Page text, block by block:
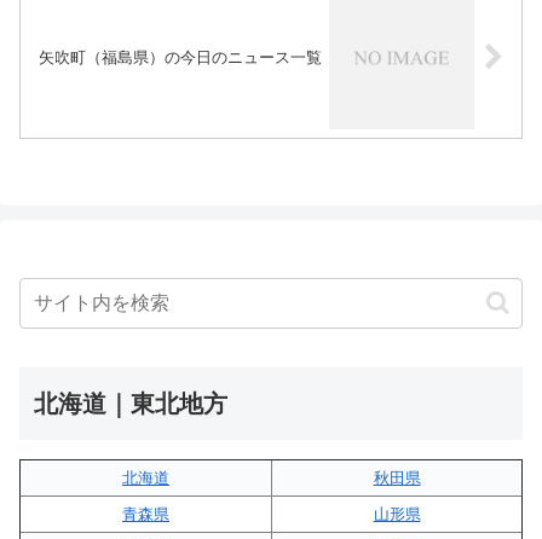
矢吹町（福島県）の今日のニュース一覧
北海道｜東北地方
北海道
秋田県
青森県
山形県